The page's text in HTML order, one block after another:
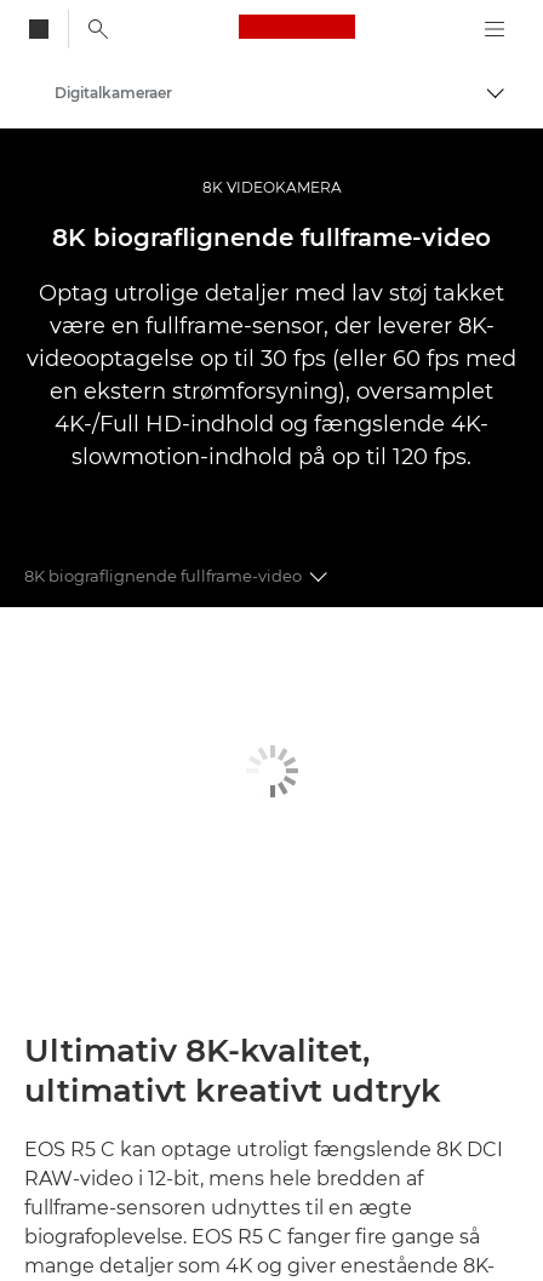
Canon Logo, back
Skift
Digitalkameraer
8K VIDEOKAMERA
8K biograflignende fullframe-video
Optag utrolige detaljer med lav støj takket
være en fullframe-sensor, der leverer 8K-
videooptagelse op til 30 fps (eller 60 fps med
en ekstern strømforsyning), oversamplet
4K-/Full HD-indhold og fængslende 4K-
slowmotion-indhold på op til 120 fps.
8K biograflignende fullframe-video
Ultimativ 8K-kvalitet,
ultimativt kreativt udtryk
EOS R5 C kan optage utroligt fængslende 8K DCI
RAW-video i 12-bit, mens hele bredden af
fullframe-sensoren udnyttes til en ægte
biografoplevelse. EOS R5 C fanger fire gange så
mange detaljer som 4K og giver enestående 8K-